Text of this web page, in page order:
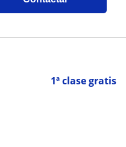
1ª clase gratis